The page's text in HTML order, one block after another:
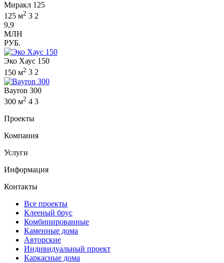
Миракл 125
125 м2 3 2
9,9
МЛН
РУБ.
Эко Хаус 150
150 м2 3 2
Bayron 300
300 м2 4 3
Проекты
Компания
Услуги
Информация
Контакты
Все проекты
Клееный брус
Комбинированные
Каменные дома
Авторские
Индивидуальный проект
Каркасные дома